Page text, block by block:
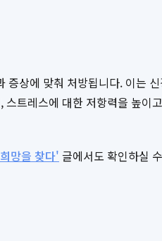
상에 맞춰 처방됩니다. 이는
트레스에 대한 저항력을 높
망을 찾다' 글에서도 확인하실